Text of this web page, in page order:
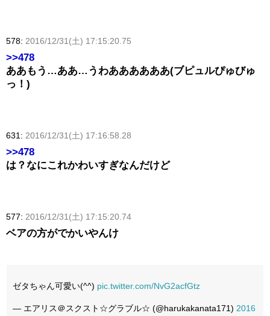
578: 2016/12/31(土) 17:15:20.75
>>478
ああもう…ああ…うわああああああ(ブピュルぴゅびゅ
っ！)
631: 2016/12/31(土) 17:16:58.28
>>478
は？なにこれかわいすぎなんだけど
577: 2016/12/31(土) 17:15:20.74
ベアの方がでかいやんけ
ゼタちゃん可愛い(^^) pic.twitter.com/NvG2acfGtz
— エアリス＠スクスト☆グラブル☆ (@harukakanata171) 2016